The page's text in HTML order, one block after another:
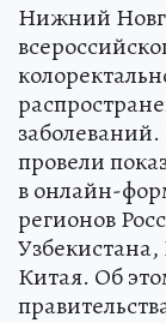
Нижний
провели
в онлайн-
регионов
Китая. Об